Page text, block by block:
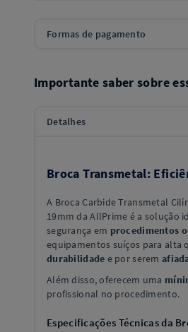
Formas de pagamento
Importante saber sobre
Detalhes
Broca Transmetal:
A Broca Carbide Transmetal
19mm da AllPrime é a solução
segurança em procedimentos
equipamentos suíços para alta
durabilidade e por serem
Além disso, oferecem uma
profissional no procedimento.
Especificações Técnicas da